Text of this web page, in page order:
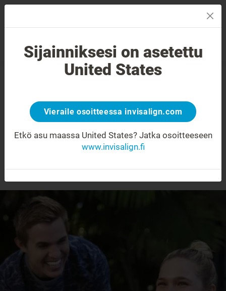
Hymyn arviointi Etsi palveluntarjoaja
Invisalign-hoito
maksaa?
itseesi investoimista.
Sijainniksesi on asetettu
United States
Vieraile osoitteessa invisalign.com
Etkö asu maassa United States? Jatka osoitteeseen
www.invisalign.fi